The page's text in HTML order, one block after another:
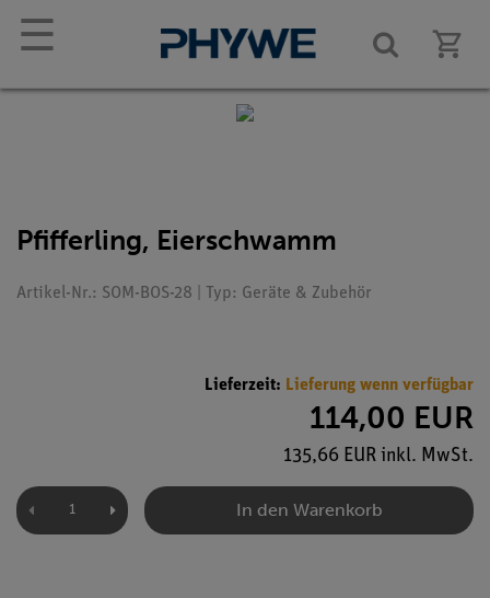
☰
Pfifferling, Eierschwamm
Artikel-Nr.: SOM-BOS-28 | Typ: Geräte & Zubehör
Lieferzeit: Lieferung wenn verfügbar
114,00 EUR
135,66 EUR inkl. MwSt.
In den Warenkorb